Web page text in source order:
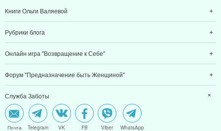
Книги Ольги Валяевой
Рубрики блога
Онлайн игра "Возвращение к Себе"
Форум "Предназначение быть Женщиной"
Служба Заботы
Почта Telegram VK FB Viber WhatsApp